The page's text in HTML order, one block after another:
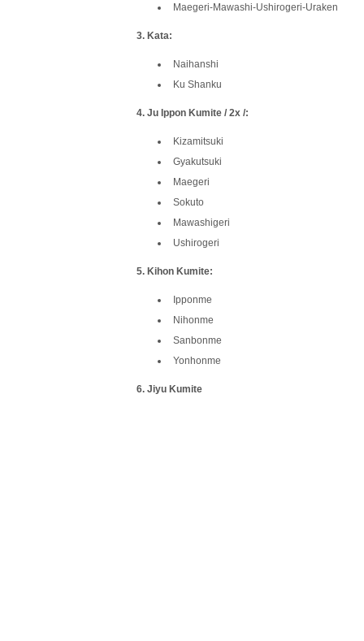
Maegeri-Mawashi-Ushirogeri-Uraken
3. Kata:
Naihanshi
Ku Shanku
4. Ju Ippon Kumite / 2x /:
Kizamitsuki
Gyakutsuki
Maegeri
Sokuto
Mawashigeri
Ushirogeri
5. Kihon Kumite:
Ipponme
Nihonme
Sanbonme
Yonhonme
6. Jiyu Kumite